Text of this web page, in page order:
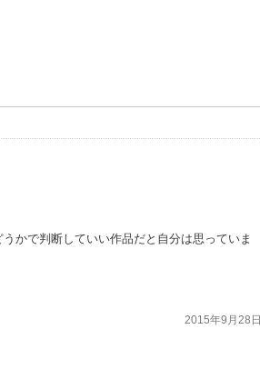
かで判断していい作品だと自分は思っていま
2015年9月28日